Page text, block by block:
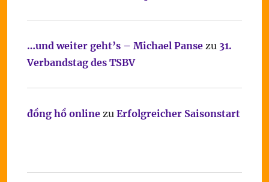
…und weiter geht’s – Michael Pansezu 31.
Verbandstag des TSBV
đồng hồ onlinezu Erfolgreicher Saisonstart